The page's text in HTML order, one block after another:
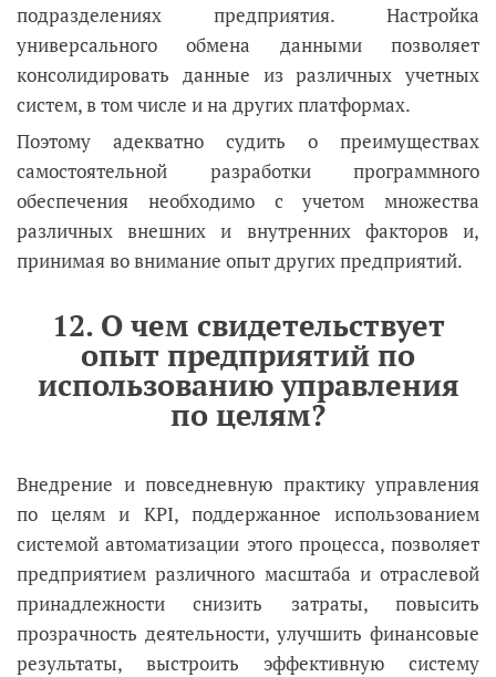
подразделениях предприятия. Настройка
универсального обмена данными позволяет
консолидировать данные из различных учетных
систем, в том числе и на других платформах.
Поэтому адекватно судить о преимуществах
самостоятельной разработки программного
обеспечения необходимо с учетом множества
различных внешних и внутренних факторов и,
принимая во внимание опыт других предприятий.
12. О чем свидетельствует
опыт предприятий по
использованию управления
по целям?
Внедрение и повседневную практику управления
по целям и KPI, поддержанное использованием
системой автоматизации этого процесса, позволяет
предприятием различного масштаба и отраслевой
принадлежности снизить затраты, повысить
прозрачность деятельности, улучшить финансовые
результаты, выстроить эффективную систему